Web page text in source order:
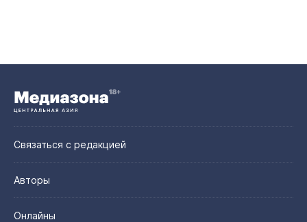
Связаться с редакцией
Авторы
Онлайны